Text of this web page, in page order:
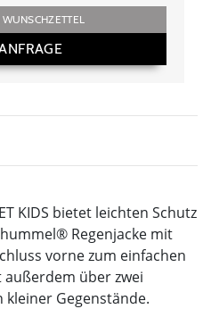
KIDS bietet leichten Schutz
Regenjacke mit
vorne zum einfachen
außerdem über zwei
kleiner Gegenstände.